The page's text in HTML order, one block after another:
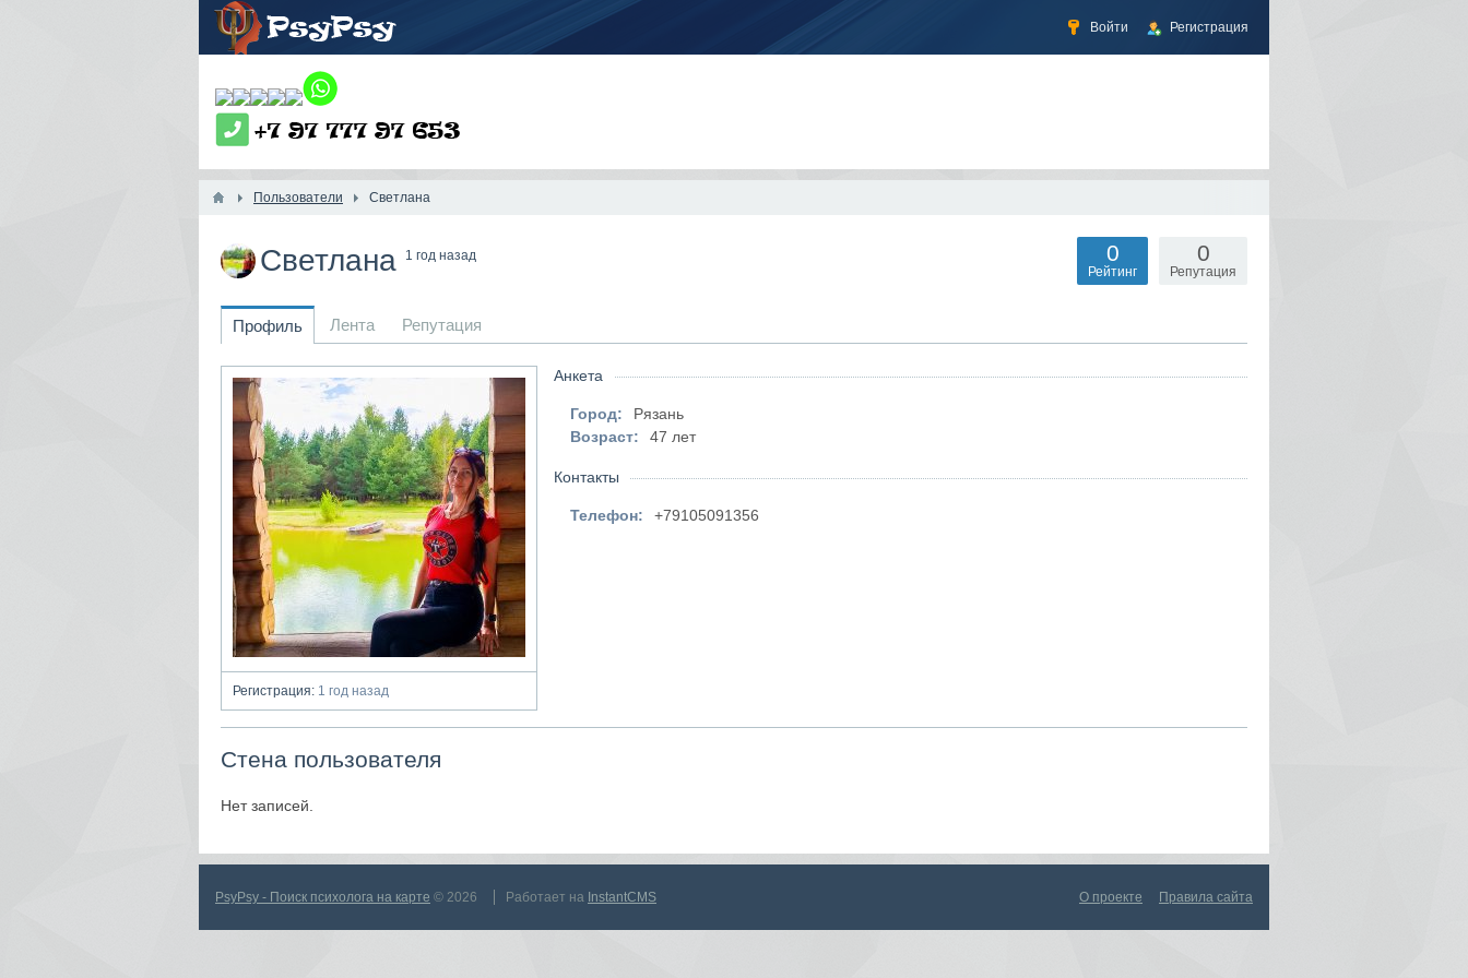
Войти Регистрация
Пользователи Светлана
Светлана 1 год назад 0
Репутация
0
Рейтинг
Профиль Лента Репутация
Регистрация: 1 год назад
Анкета
Город:
Рязань
Возраст:
47 лет
Контакты
Телефон: +79105091356
Стена пользователя
Нет записей.
PsyPsy - Поиск психолога на карте © 2026 Работает на InstantCMS О проекте Правила сайта